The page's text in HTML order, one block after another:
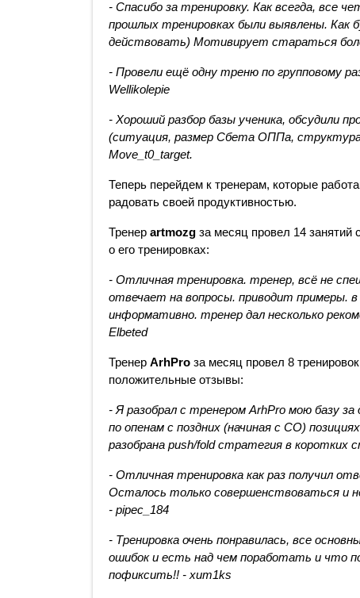
- Спасибо за тренировку. Как всегда, все
прошлых тренировках были выявлены. Как
действовать) Мотивирует стараться
- Провели ещё одну треню по групповому
Wellikolepie
- Хороший разбор базы ученика, обсудили
(ситуация, размер Сбета ОППа,
Move_t0_target.
Теперь перейдем к тренерам, которые
радовать своей продуктивностью.
Тренер artmozg за месяц провел 14 занятий
о его тренировках:
- Отличная тренировка. тренер, всё не
отвечает на вопросы. приводит примеры. в
информативно. тренер дал несколько
Elbeted
Тренер ArhPro за месяц провел 8
положительные отзывы:
- Я разобрал с тренером ArhPro мою базу
по опенам с поздних (начиная с CO)
разобрана push/fold стратегия в коротких
- Отличная тренировка как раз получил
Осталось только совершенствоваться и
- pipec_184
- Тренировка очень понравилась, все
ошибок и есть над чем поработать и что
пофиксить!! - xum1ks